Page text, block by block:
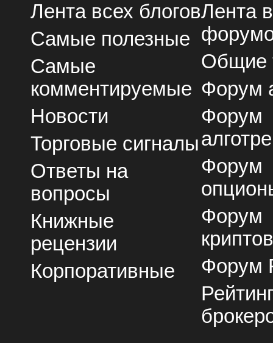
Лента всех блогов
Самые полезные
Самые
комментируемые
Новости
Торговые сигналы
Ответы на
вопросы
Книжные
рецензии
Корпоративные
Лента
Общие
Форум
Форум
Форум
Форум
Форум